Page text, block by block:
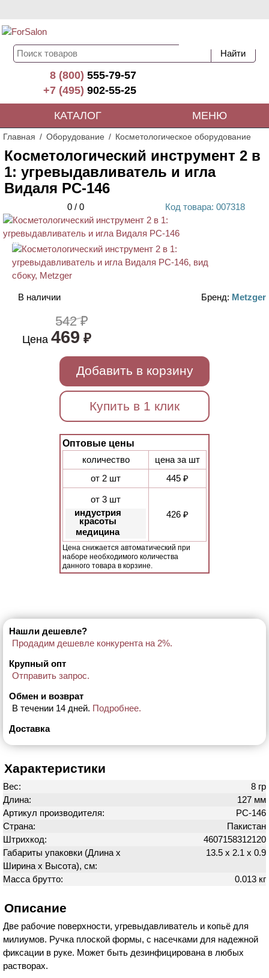
8 (800)555-79-57
+7 (495)902-55-25
КАТАЛОГ МЕНЮ
Главная Оборудование Косметологическое оборудование
Косметологический инструмент 2 в
1: угревыдавливатель и игла
Видаля PC-146
0 / 0 Код товара: 007318
АКЦИЯ
В наличии Бренд: Metzger
542 ₽
Цена 469 ₽
Добавить в корзину
Купить в 1 клик
Оптовые цены
количество
цена за шт
от 2 шт
445 ₽
от 3 шт
индустрия
красоты
медицина
426 ₽
Цена снижается автоматический при
наборе необходимого количества
данного товара в корзине.
Нашли дешевле?
Продадим дешевле конкурента на 2%.
Крупный опт
Отправить запрос.
Обмен и возврат
В течении 14 дней. Подробнее.
Доставка
Характеристики
Вес:
8 гр
Длина:
127 мм
Артикул производителя:
PC-146
Страна:
Пакистан
Штрихкод:
4607158312120
Габариты упаковки (Длина х
Ширина х Высота), см:
13.5 х 2.1 х 0.9
Масса брутто: 0.013 кг
Описание
Две рабочие поверхности, угревыдавливатель и копьё для
милиумов. Ручка плоской формы, с насечками для надежной
фиксации в руке. Может быть дезинфицирована в любых
растворах.